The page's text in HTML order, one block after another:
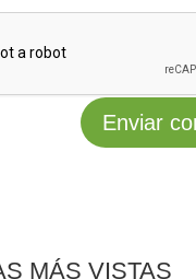
MÁS VISTAS